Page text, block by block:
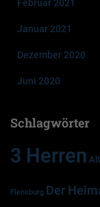
Februar 2021
Januar 2021
Dezember 2020
Juni 2020
Schlagwörter
3 Herren
Flensburg Der